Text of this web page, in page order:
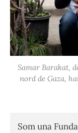
Samar Barakat,
nord de Gaza,
Som una